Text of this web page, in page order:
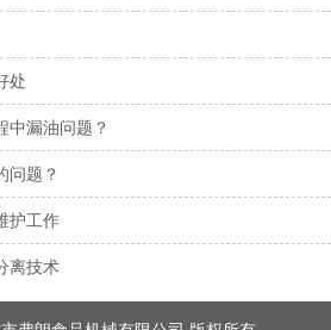
处
中漏油问题？
问题？
护工作
离技术